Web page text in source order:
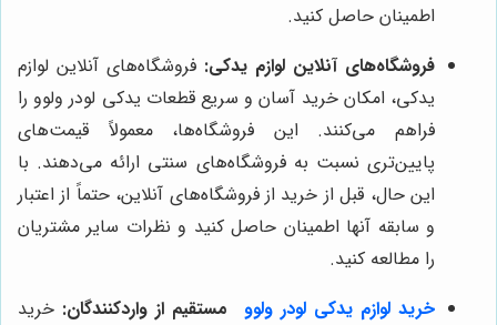
اطمینان حاصل کنید.
فروشگاه‌های آنلاین لوازم یدکی: فروشگاه‌های آنلاین لوازم
یدکی، امکان خرید آسان و سریع قطعات یدکی لودر ولوو را
فراهم می‌کنند. این فروشگاه‌ها، معمولاً قیمت‌های
پایین‌تری نسبت به فروشگاه‌های سنتی ارائه می‌دهند. با
این حال، قبل از خرید از فروشگاه‌های آنلاین، حتماً از اعتبار
و سابقه آنها اطمینان حاصل کنید و نظرات سایر مشتریان
را مطالعه کنید.
خرید لوازم یدکی لودر ولوو
مستقیم از واردکنندگان: خرید